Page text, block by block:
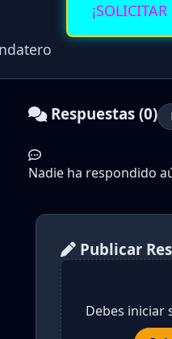
Respuestas (0)
Nadie ha respondido
Publicar
Debes iniciar